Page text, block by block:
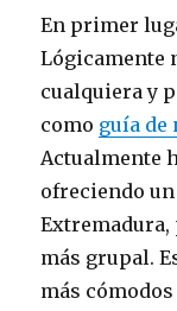
En primer
Lógicamente
cualquiera y
como guía de
Actualmente
ofreciendo
Extremadura,
más grupal.
más